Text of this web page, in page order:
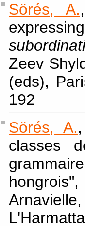
Sörés, A.
Zeev
(eds),
192
Sörés, A.
classes